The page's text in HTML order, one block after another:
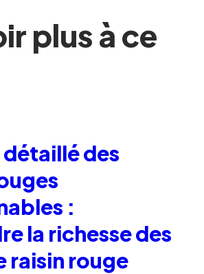
plus à ce
des
:
la richesse des
raisin rouge